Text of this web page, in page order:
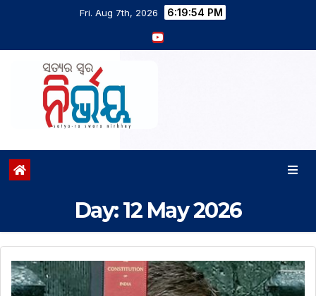
Fri. Aug 7th, 2026 6:19:55 PM
Day:12 May 2026